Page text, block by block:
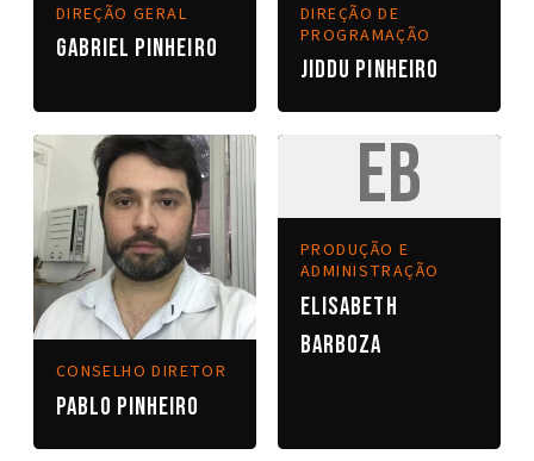
DIREÇÃO GERAL
Gabriel Pinheiro
DIREÇÃO DE
PROGRAMAÇÃO
Jiddu Pinheiro
CONSELHO DIRETOR
Pablo Pinheiro
EB
PRODUÇÃO E
ADMINISTRAÇÃO
Elisabeth
Barboza